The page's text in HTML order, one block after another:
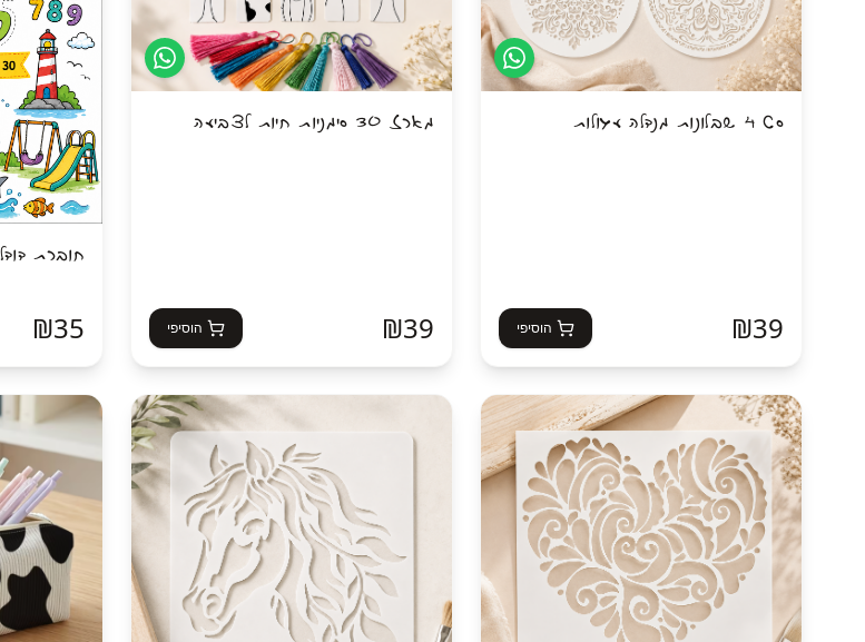
סט 4 שבלונות מנדלה עגולות
₪39 הוסיפי
מארז 30 סימניות חיות לצביעה
₪39 הוסיפי
חוברת
₪35